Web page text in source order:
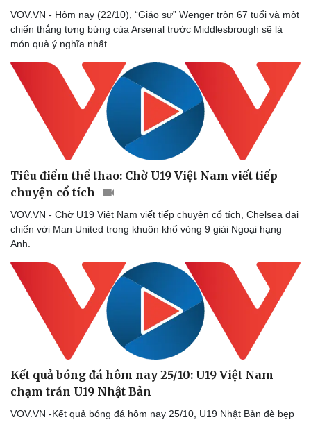
Phòng mạch online
Ăn sạch sống khỏe
VOV.VN - Hôm nay (22/10), “Giáo sư” Wenger tròn 67 tuổi và một
chiến thắng tưng bừng của Arsenal trước Middlesbrough sẽ là
món quà ý nghĩa nhất.
Tiêu điểm thể thao: Chờ U19 Việt Nam viết tiếp
chuyện cổ tích
VOV.VN - Chờ U19 Việt Nam viết tiếp chuyện cổ tích, Chelsea đại
chiến với Man United trong khuôn khổ vòng 9 giải Ngoại hạng
Anh.
Kết quả bóng đá hôm nay 25/10: U19 Việt Nam
chạm trán U19 Nhật Bản
VOV.VN -Kết quả bóng đá hôm nay 25/10, U19 Nhật Bản đè bẹp